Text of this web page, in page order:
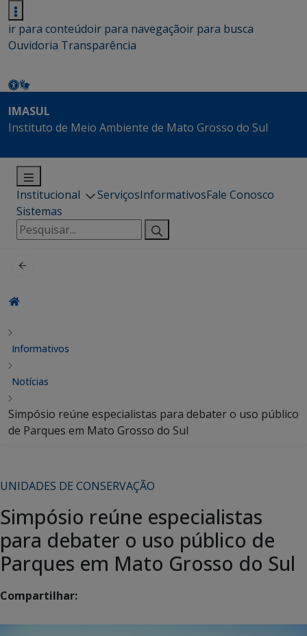
ir para conteúdoir para navegaçãoir para busca
Ouvidoria Transparência
IMASUL
Instituto de Meio Ambiente de Mato Grosso do Sul
Institucional ServiçosInformativosFale Conosco
Sistemas
Pesquisar
por:
Informativos
Notícias
Simpósio reúne especialistas para debater o uso público
de Parques em Mato Grosso do Sul
UNIDADES DE CONSERVAÇÃO
Simpósio reúne especialistas
para debater o uso público de
Parques em Mato Grosso do Sul
Compartilhar: